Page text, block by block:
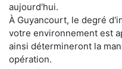
aujourd'hui.
À Guyancourt, le degré
votre environnement est
ainsi détermineront la
opération.